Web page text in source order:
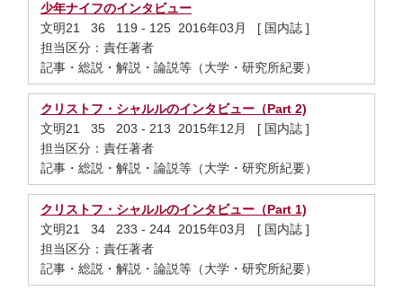
少年ナイフのインタビュー
文明21 36 119 - 125 2016年03月 [ 国内誌 ]
担当区分：責任著者
記事・総説・解説・論説等（大学・研究所紀要）
クリストフ・シャルルのインタビュー（Part 2)
文明21 35 203 - 213 2015年12月 [ 国内誌 ]
担当区分：責任著者
記事・総説・解説・論説等（大学・研究所紀要）
クリストフ・シャルルのインタビュー（Part 1)
文明21 34 233 - 244 2015年03月 [ 国内誌 ]
担当区分：責任著者
記事・総説・解説・論説等（大学・研究所紀要）